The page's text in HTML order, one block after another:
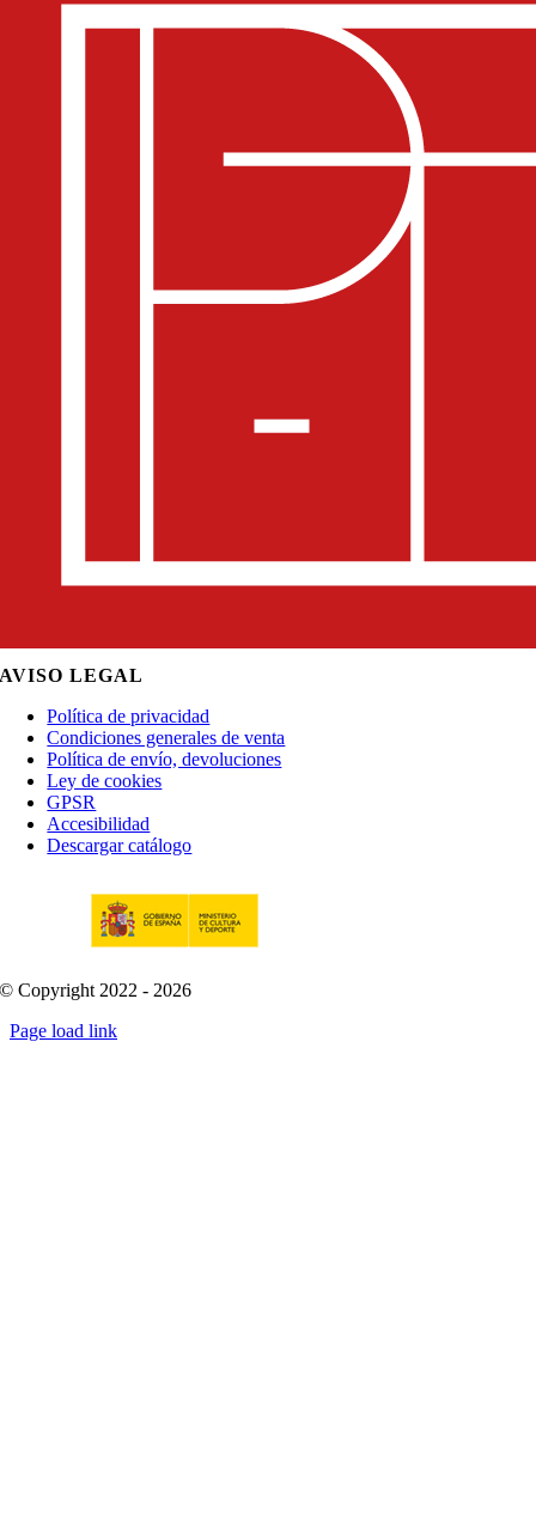
AVISO LEGAL
Política de privacidad
Condiciones generales de venta
Política de envío, devoluciones
Ley de cookies
GPSR
Accesibilidad
Descargar catálogo
© Copyright 2022 - 2026
Page load link